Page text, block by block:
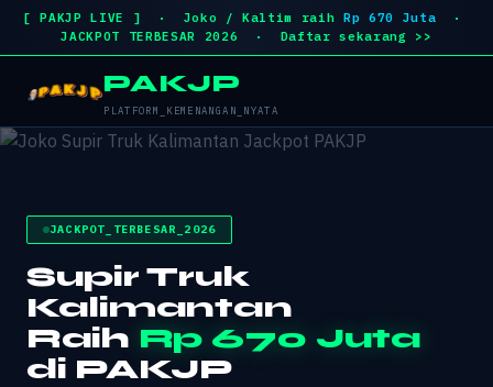
[ PAKJP LIVE ] · Joko / Kaltim raihRp 670 Juta ·
JACKPOT TERBESAR 2026 · Daftar sekarang >>
PAKJP
PLATFORM_KEMENANGAN_NYATA
JACKPOT_TERBESAR_2026
Supir Truk
Kalimantan
Raih Rp 670 Juta
di PAKJP